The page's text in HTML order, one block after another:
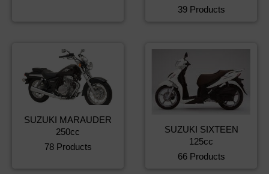
39 Products
SUZUKI MARAUDER
250cc
78 Products
SUZUKI SIXTEEN
125cc
66 Products